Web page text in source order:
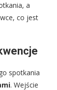
a
co jest
spotkania
. Wejście